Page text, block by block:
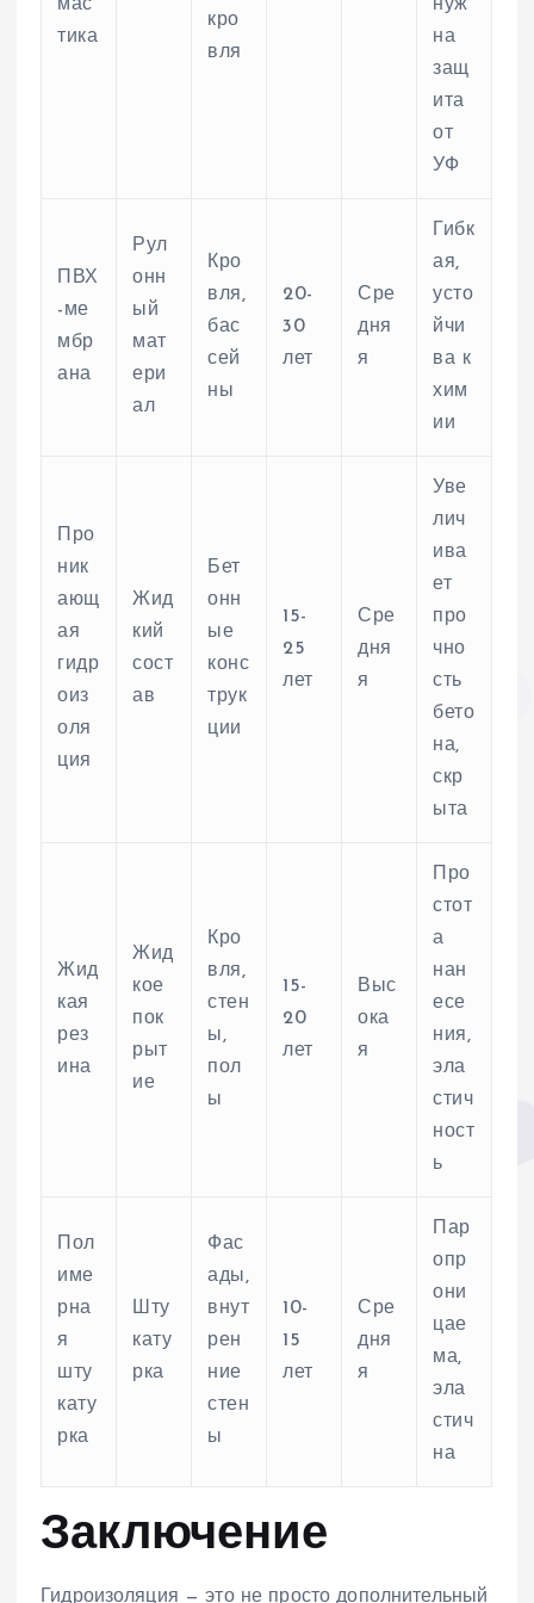
мас
тика
кро
вля
нуж
на
защ
ита
от
УФ
ПВХ
-ме
мбр
ана
Рул
онн
ый
мат
ери
ал
Кро
вля,
бас
сей
ны
20-
30
лет
Сре
дня
я
Гибк
ая,
усто
йчи
ва к
хим
ии
Про
ник
ающ
ая
гидр
оиз
оля
ция
Жид
кий
сост
ав
Бет
онн
ые
конс
трук
ции
15-
25
лет
Сре
дня
я
Уве
лич
ива
ет
про
чно
сть
бето
на,
скр
ыта
Жид
кая
рез
ина
Жид
кое
пок
рыт
ие
Кро
вля,
стен
ы,
пол
ы
15-
20
лет
Выс
ока
я
Про
стот
а
нан
есе
ния,
эла
стич
ност
ь
Пол
име
рна
я
шту
кату
рка
Шту
кату
рка
Фас
ады,
внут
рен
ние
стен
ы
10-
15
лет
Сре
дня
я
Пар
опр
они
цае
ма,
эла
стич
на
Заключение
Гидроизоляция — это не просто дополнительный